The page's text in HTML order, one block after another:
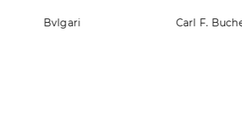
Bvlgari Carl F.